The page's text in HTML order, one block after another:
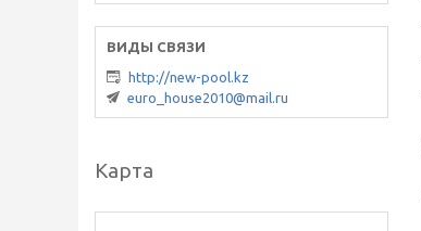
http://new-pool.kz
euro_house2010@mail.ru
Карта